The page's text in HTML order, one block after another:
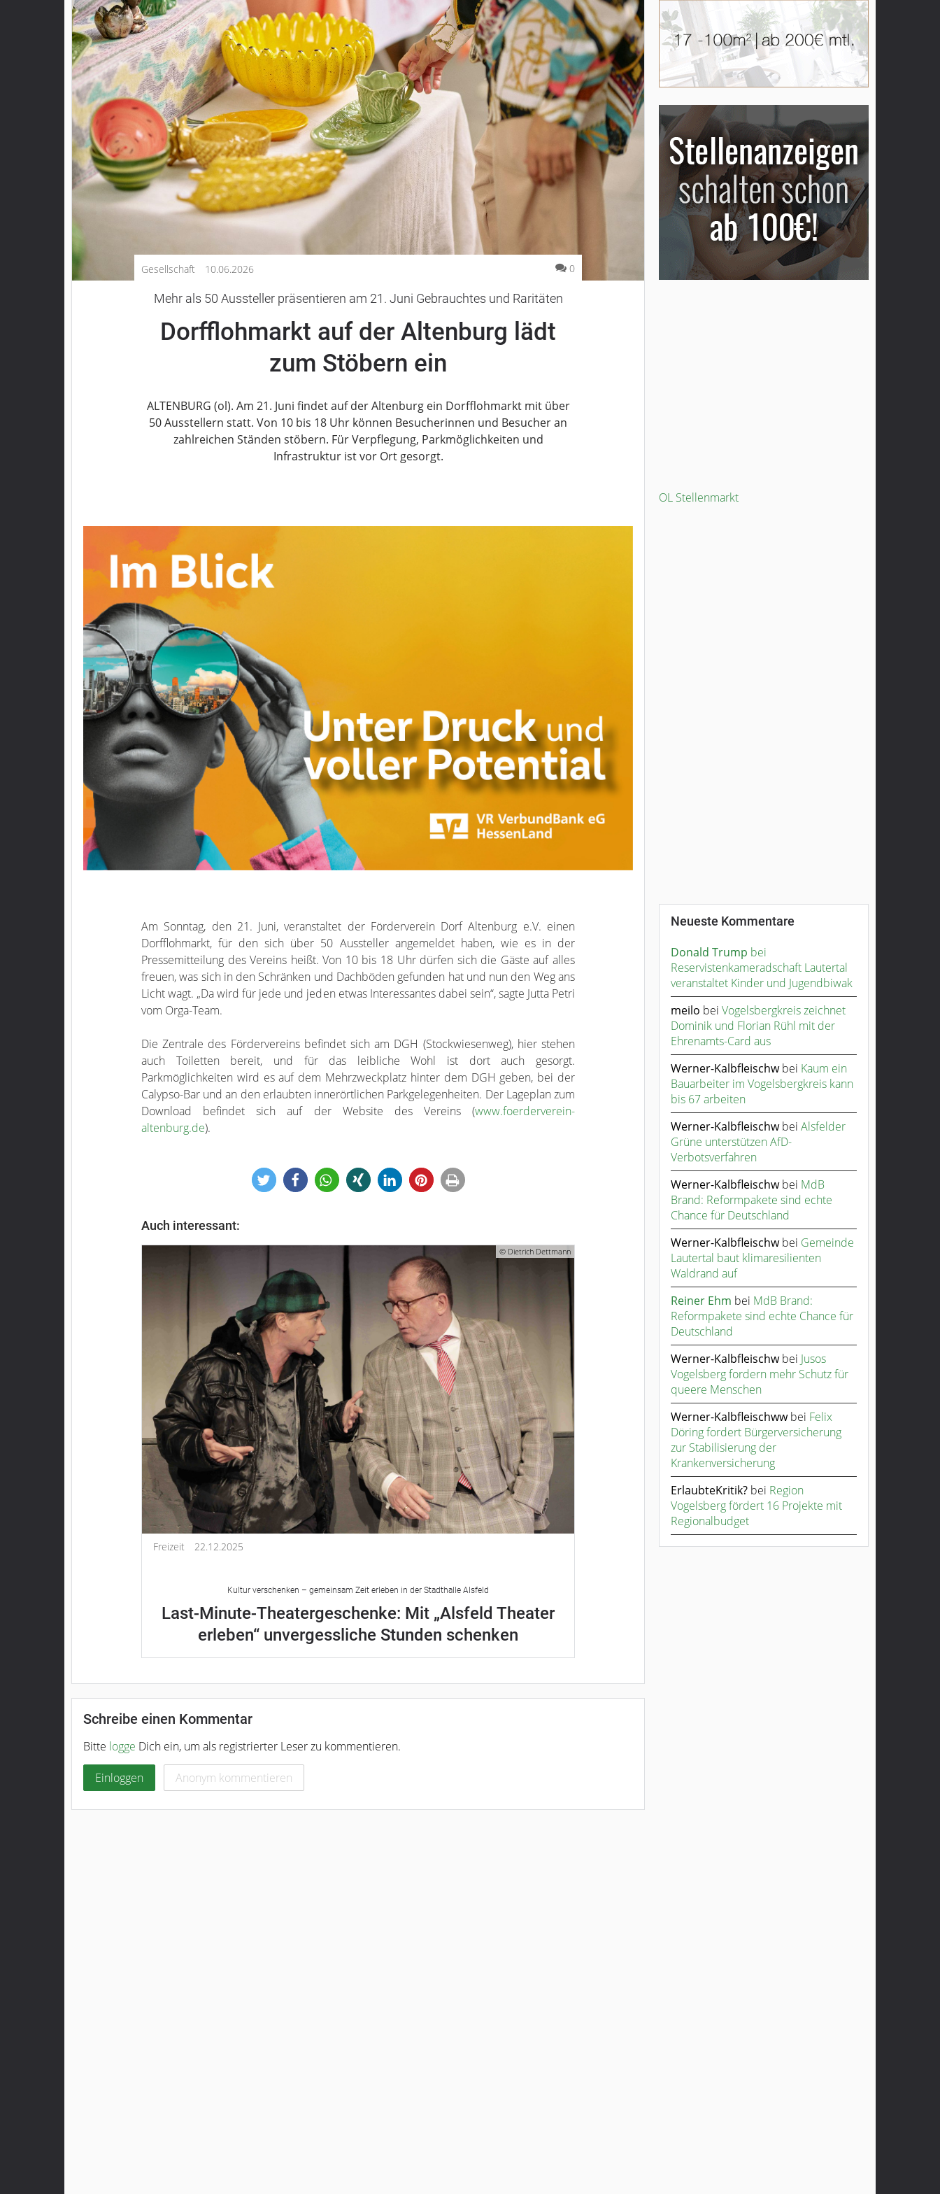
Kultur
Lifestyle
Wirtschaft
Vogelsberg
Alsfeld
Lauterbach
Romrod
Homberg
Schlitz
Antrifttal
Feldatal
Impressum
Datenschutzerklärung
Gesellschaft 10.06.2026 0
Mehr als 50 Aussteller präsentieren am 21. Juni Gebrauchtes und Raritäten
Dorfflohmarkt auf der Altenburg lädt
zum Stöbern ein
ALTENBURG (ol). Am 21. Juni findet auf der Altenburg ein Dorfflohmarkt mit über
50 Ausstellern statt. Von 10 bis 18 Uhr können Besucherinnen und Besucher an
zahlreichen Ständen stöbern. Für Verpflegung, Parkmöglichkeiten und
Infrastruktur ist vor Ort gesorgt.
Am Sonntag, den 21. Juni, veranstaltet der Förderverein Dorf Altenburg e.V. einen
Dorfflohmarkt, für den sich über 50 Aussteller angemeldet haben, wie es in der
Pressemitteilung des Vereins heißt. Von 10 bis 18 Uhr dürfen sich die Gäste auf alles
freuen, was sich in den Schränken und Dachböden gefunden hat und nun den Weg ans
Licht wagt. „Da wird für jede und jeden etwas Interessantes dabei sein“, sagte Jutta Petri
vom Orga-Team.
Die Zentrale des Fördervereins befindet sich am DGH (Stockwiesenweg), hier stehen
auch Toiletten bereit, und für das leibliche Wohl ist dort auch gesorgt.
Parkmöglichkeiten wird es auf dem Mehrzweckplatz hinter dem DGH geben, bei der
Calypso-Bar und an den erlaubten innerörtlichen Parkgelegenheiten. Der Lageplan zum
Download befindet sich auf der Website des Vereins (www.foerderverein-
altenburg.de).
Auch interessant:
© Dietrich Dettmann
Freizeit 22.12.2025
Kultur verschenken – gemeinsam Zeit erleben in der Stadthalle Alsfeld
Last-Minute-Theatergeschenke: Mit „Alsfeld Theater
erleben“ unvergessliche Stunden schenken
Schreibe einen Kommentar
Bitte logge Dich ein, um als registrierter Leser zu kommentieren.
Einloggen Anonym kommentieren
OL Stellenmarkt
Neueste Kommentare
Donald Trump bei
Reservistenkameradschaft Lautertal
veranstaltet Kinder und Jugendbiwak
meilo bei Vogelsbergkreis zeichnet
Dominik und Florian Rühl mit der
Ehrenamts-Card aus
Werner-Kalbfleischwbei Kaum ein
Bauarbeiter im Vogelsbergkreis kann
bis 67 arbeiten
Werner-Kalbfleischwbei Alsfelder
Grüne unterstützen AfD-
Verbotsverfahren
Werner-Kalbfleischwbei MdB
Brand: Reformpakete sind echte
Chance für Deutschland
Werner-Kalbfleischwbei Gemeinde
Lautertal baut klimaresilienten
Waldrand auf
Reiner Ehm bei MdB Brand:
Reformpakete sind echte Chance für
Deutschland
Werner-Kalbfleischwbei Jusos
Vogelsberg fordern mehr Schutz für
queere Menschen
Werner-Kalbfleischwwbei Felix
Döring fordert Bürgerversicherung
zur Stabilisierung der
Krankenversicherung
ErlaubteKritik? bei Region
Vogelsberg fördert 16 Projekte mit
Regionalbudget